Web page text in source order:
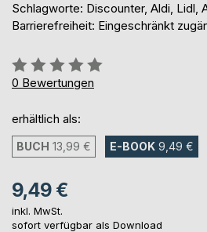
Schlagworte: Discounter, Aldi, Lidl,
Barrierefreiheit: Eingeschränkt
Bewertung::
0%
0 Bewertungen
erhältlich als:
BUCH 13,99 € E-BOOK 9,49 €
9,49 €
inkl. MwSt.
sofort verfügbar als Download